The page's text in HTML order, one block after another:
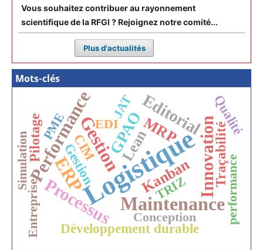
Vous souhaitez contribuer au rayonnement
scientifique de la RFGI ? Rejoignez notre comité...
Plus d'actualités
Mots-clés
Logistique
Maintenance
Gestion
ERP
Performance
Processus
Innovation
Editorial
GPAO
Kanban
MRP
Lean Traçabilité
Pilotage
Développement durable
CIM
Gestion
Qualité
Simulation performance
Conception
TRIZ
PME EDI
JAT
Entreprise